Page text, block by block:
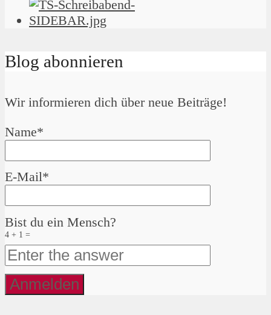
Blog abonnieren
Wir informieren dich über neue Beiträge!
Name*
E-Mail*
Bist du ein Mensch?
4 + 1 =